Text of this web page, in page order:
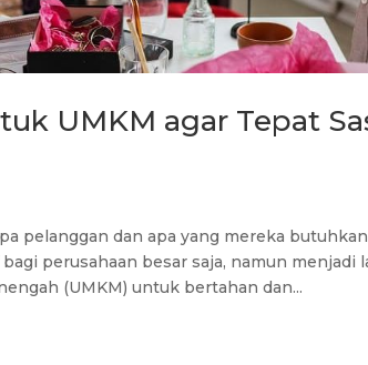
UMKM agar Tepat
pelanggan dan apa yang mereka
perusahaan besar saja, namun menjadi
(UMKM) untuk bertahan dan...